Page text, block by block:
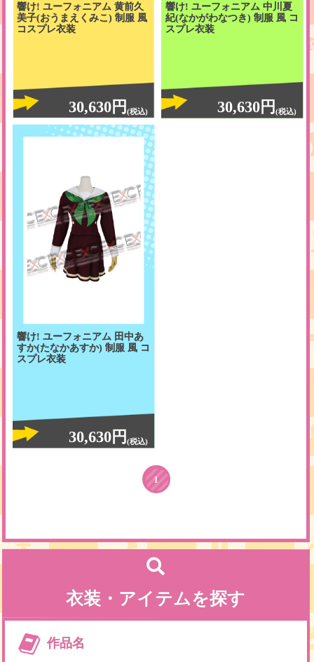
響け! ユーフォニアム 黄前久
美子(おうまえくみこ) 制服 風
コスプレ衣装
30,630円(税込)
響け! ユーフォニアム 中川夏
紀(なかがわなつき) 制服 風 コ
スプレ衣装
30,630円(税込)
響け! ユーフォニアム 田中あ
すか(たなかあすか) 制服 風 コ
スプレ衣装
30,630円(税込)
1
衣装・アイテムを探す
作品名